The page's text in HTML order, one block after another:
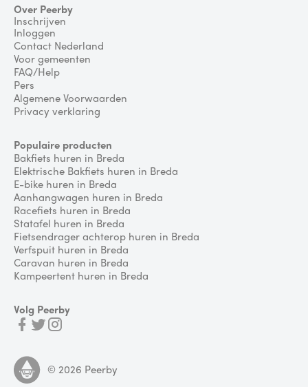
Over Peerby
Inschrijven
Inloggen
Contact Nederland
Voor gemeenten
FAQ/Help
Pers
Algemene Voorwaarden
Privacy verklaring
Populaire producten
Bakfiets huren in Breda
Elektrische Bakfiets huren in Breda
E-bike huren in Breda
Aanhangwagen huren in Breda
Racefiets huren in Breda
Statafel huren in Breda
Fietsendrager achterop huren in Breda
Verfspuit huren in Breda
Caravan huren in Breda
Kampeertent huren in Breda
Volg Peerby
© 2026 Peerby